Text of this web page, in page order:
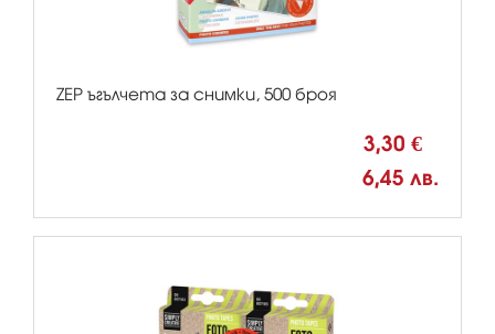
ZEP ъгълчета за снимки, 500 броя
3,30 €
6,45 лв.